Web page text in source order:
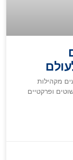
מקהילות
ופרקטיים